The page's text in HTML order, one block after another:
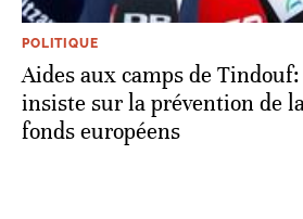
POLITIQUE
Aides aux camps de
insiste sur la prévention de
fonds européens